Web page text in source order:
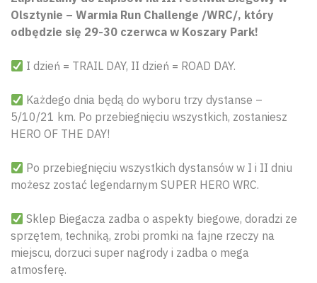
Olsztynie – Warmia Run Challenge /WRC/, który
odbędzie się 29-30 czerwca w Koszary Park!
I dzień = TRAIL DAY, II dzień = ROAD DAY.
Każdego dnia będą do wyboru trzy dystanse –
5/10/21 km. Po przebiegnięciu wszystkich, zostaniesz
HERO OF THE DAY!
Po przebiegnięciu wszystkich dystansów w I i II dniu
możesz zostać legendarnym SUPER HERO WRC.
Sklep Biegacza zadba o aspekty biegowe, doradzi ze
sprzętem, techniką, zrobi promki na fajne rzeczy na
miejscu, dorzuci super nagrody i zadba o mega
atmosferę.